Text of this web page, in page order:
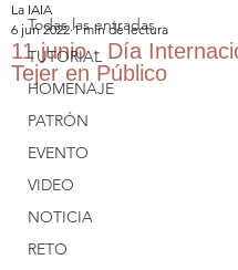
Todas las entradas
TUTORIAL
HOMENAJE
PATRÓN
EVENTO
VIDEO
NOTICIA
RETO
11 junio - Día
Tejer en Público
La IAIA
6 jun 2022 1 min de lectura